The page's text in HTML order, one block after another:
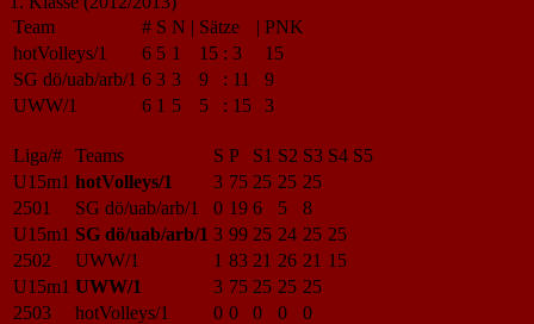
Team
# S N | Sätze | PNK
hotVolleys/1
6 5 1 15 : 3
15
SG dö/uab/arb/1 6 3 3 9 : 11
9
UWW/1
6 1 5 5 : 15 3
Liga/# Teams S P S1 S2 S3 S4 S5
U15m1 hotVolleys/1 3 75 25 25 25
2501
SG dö/uab/arb/1 0 19 6 5
8
U15m1 SG dö/uab/arb/1 3 99 25 24 25 25
2502
UWW/1 1 83 21 26 21 15
U15m1 UWW/1 3 75 25 25 25
2503
hotVolleys/1 0 0 0 0
0